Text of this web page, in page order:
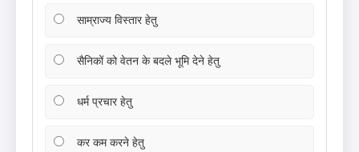
साम्राज्य विस्तार हेतु
सैनिकों को वेतन के बदले भूमि देने हेतु
धर्म प्रचार हेतु
कर कम करने हेतु